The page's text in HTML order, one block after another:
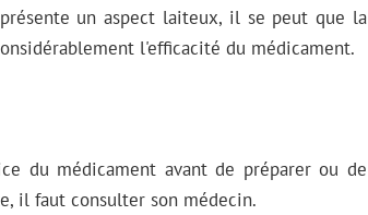
un aspect laiteux, il se peut que la
l'efficacité du médicament.
du médicament avant de préparer ou de
il faut consulter son médecin.